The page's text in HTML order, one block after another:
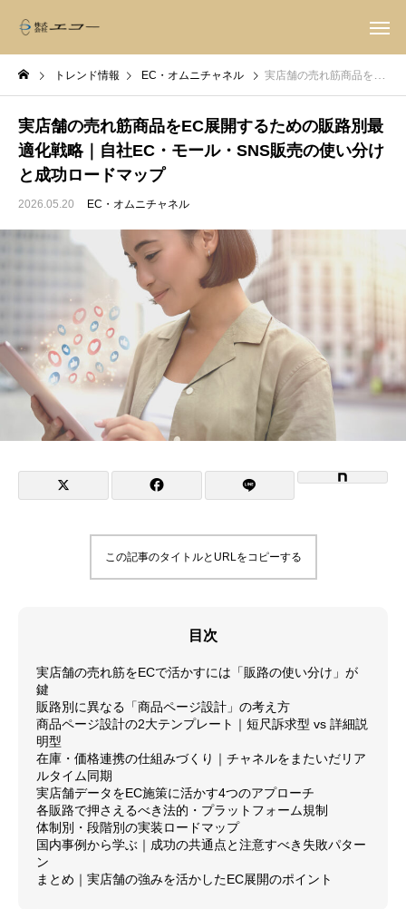
トレンド情報 EC・オムニチャネル 実店舗の売れ筋商品をEC展開するための販路別最適化戦略｜自社EC・モール・SNS販売の使い分けと成功ロードマップ
実店舗の売れ筋商品をEC展開するための販路別最
適化戦略｜自社EC・モール・SNS販売の使い分け
と成功ロードマップ
2026.05.20 EC・オムニチャネル
この記事のタイトルとURLをコピーする
目次
実店舗の売れ筋をECで活かすには「販路の使い分け」が
鍵
販路別に異なる「商品ページ設計」の考え方
商品ページ設計の2大テンプレート｜短尺訴求型 vs 詳細説
明型
在庫・価格連携の仕組みづくり｜チャネルをまたいだリア
ルタイム同期
実店舗データをEC施策に活かす4つのアプローチ
各販路で押さえるべき法的・プラットフォーム規制
体制別・段階別の実装ロードマップ
国内事例から学ぶ｜成功の共通点と注意すべき失敗パター
ン
まとめ｜実店舗の強みを活かしたEC展開のポイント